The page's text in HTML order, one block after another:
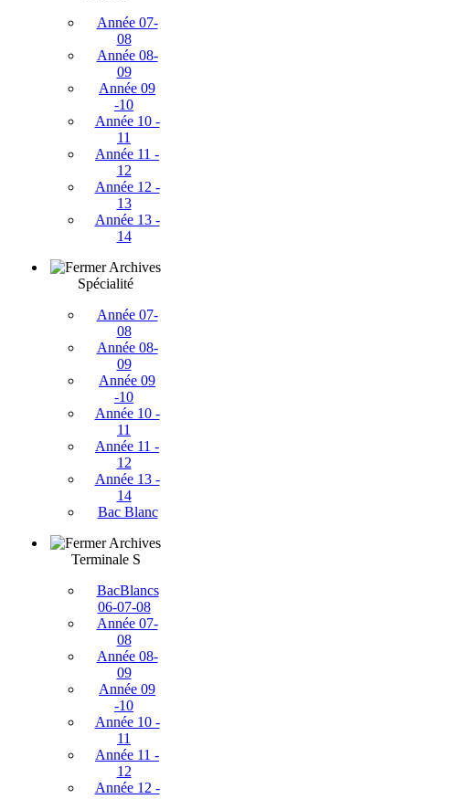
Année 07-
08
Année 08-
09
Année 09
-10
Année 10 -
11
Année 11 -
12
Année 12 -
13
Année 13 -
14
Archives
Spécialité
Année 07-
08
Année 08-
09
Année 09
-10
Année 10 -
11
Année 11 -
12
Année 13 -
14
Bac Blanc
Archives
Terminale S
BacBlancs
06-07-08
Année 07-
08
Année 08-
09
Année 09
-10
Année 10 -
11
Année 11 -
12
Année 12 -